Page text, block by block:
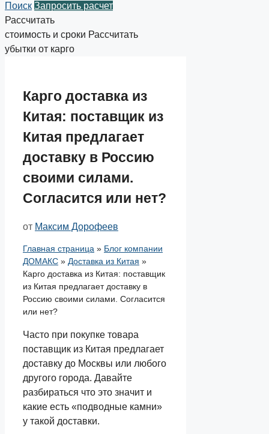
Поиск Запросить расчет
Рассчитать
стоимость и сроки Рассчитать
убытки от карго
Карго доставка из
Китая: поставщик из
Китая предлагает
доставку в Россию
своими силами.
Согласится или нет?
от Максим Дорофеев
Главная страница » Блог компании
ДОМАКС » Доставка из Китая »
Карго доставка из Китая: поставщик
из Китая предлагает доставку в
Россию своими силами. Согласится
или нет?
Часто при покупке товара
поставщик из Китая предлагает
доставку до Москвы или любого
другого города. Давайте
разбираться что это значит и
какие есть «подводные камни»
у такой доставки.